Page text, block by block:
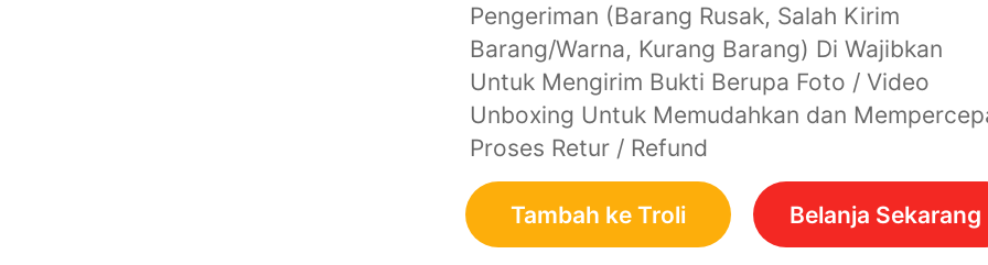
Pengeriman (Barang Rusak, Salah Kirim
Barang/Warna, Kurang Barang) Di Wajibkan
Untuk Mengirim Bukti Berupa Foto / Video
Unboxing Untuk Memudahkan dan
Proses Retur / Refund
Tambah ke Troli Belanja Sekarang